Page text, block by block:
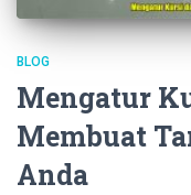
BLOG
Mengatur
Membuat
Anda